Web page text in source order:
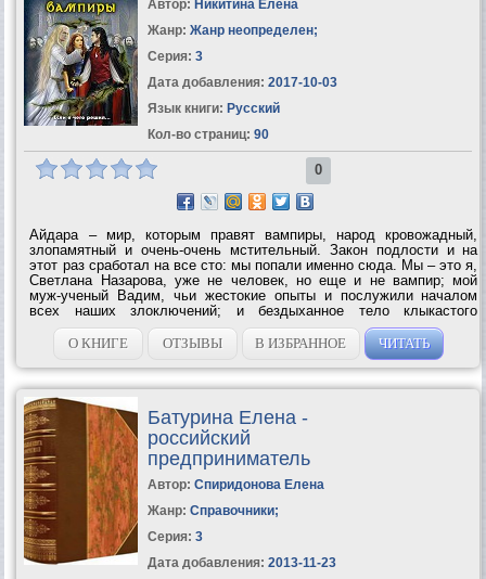
Автор: Никитина Елена
Жанр: Жанр неопределен;
Серия: 3
Дата добавления: 2017-10-03
Язык книги: Русский
Кол-во страниц: 90
0
Айдара – мир, которым правят вампиры, народ кровожадный,
злопамятный и очень-очень мстительный. Закон подлости и на
этот раз сработал на все сто: мы попали именно сюда. Мы – это я,
Светлана Назарова, уже не человек, но еще и не вампир; мой
муж-ученый Вадим, чьи жестокие опыты и послужили началом
всех наших злоключений; и бездыханное тело клыкастого
аристократа из клана Зварру, которому, наверное, просто не
повезло.Что теперь ждет нас в...
О КНИГЕ ОТЗЫВЫ В ИЗБРАННОЕ ЧИТАТЬ
Батурина Елена -
российский
предприниматель
Автор: Спиридонова Елена
Жанр: Справочники;
Серия: 3
Дата добавления: 2013-11-23